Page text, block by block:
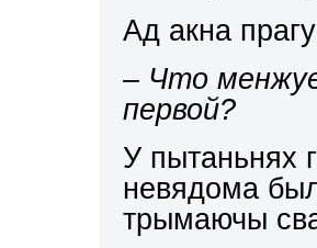
Ад акна
– Что
первой?
У пытаньнях
невядома
трымаючы